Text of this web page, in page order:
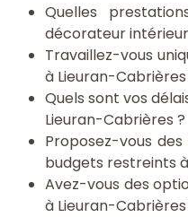
Quelles
décorateur
Travaillez-vous
à Lieuran-Cabrières
Quels sont vos
Lieuran-Cabrières ?
Proposez-vous
budgets restreints
Avez-vous des
à Lieuran-Cabrières